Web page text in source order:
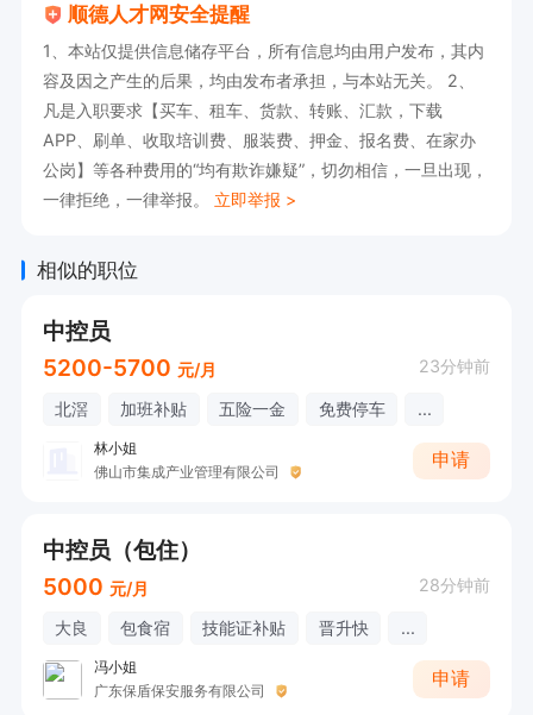
顺德人才网安全提醒
1、本站仅提供信息储存平台，所有信息均由用户发布，其内
容及因之产生的后果，均由发布者承担，与本站无关。 2、
凡是入职要求【买车、租车、货款、转账、汇款，下载
APP、刷单、收取培训费、服装费、押金、报名费、在家办
公岗】等各种费用的“均有欺诈嫌疑”，切勿相信，一旦出现，
一律拒绝，一律举报。 立即举报 >
相似的职位
中控员
5200-5700 元/月 23分钟前
北滘 加班补贴 五险一金 免费停车 ...
林小姐
佛山市集成产业管理有限公司
申请
中控员（包住）
5000 元/月 28分钟前
大良 包食宿 技能证补贴 晋升快 ...
冯小姐
广东保盾保安服务有限公司
申请